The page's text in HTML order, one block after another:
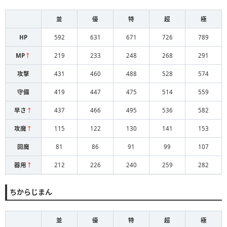
並 優 特 超 極
HP 592 631 671 726 789
MP ↑ 219 233 248 268 291
攻撃 431 460 488 528 574
守備 419 447 475 514 559
早さ ↑ 437 466 495 536 582
攻魔 ↑ 115 122 130 141 153
回魔 81 86 91 99 107
器用 ↑ 212 226 240 259 282
ちからじまん
並 優 特 超 極